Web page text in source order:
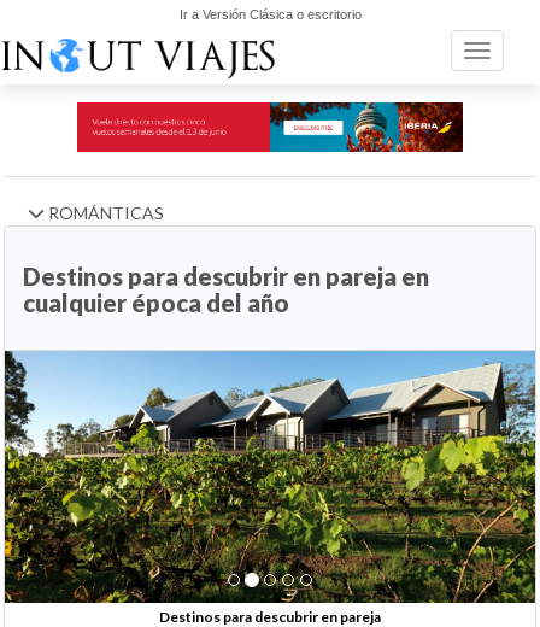
Ir a Versión Clásica o escritorio
Toggle
ROMÁNTICAS
Destinos para descubrir en pareja en
cualquier época del año
Destinos para descubrir en pareja
Anterior